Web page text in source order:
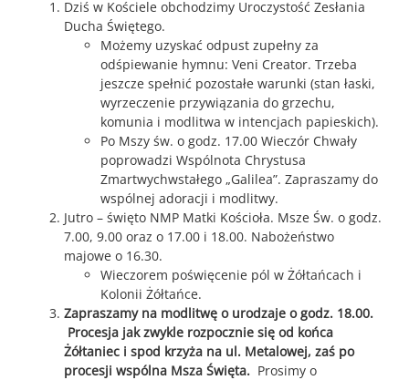
Dziś w Kościele obchodzimy Uroczystość Zesłania
Ducha Świętego.
Możemy uzyskać odpust zupełny za
odśpiewanie hymnu: Veni Creator. Trzeba
jeszcze spełnić pozostałe warunki (stan łaski,
wyrzeczenie przywiązania do grzechu,
komunia i modlitwa w intencjach papieskich).
Po Mszy św. o godz. 17.00 Wieczór Chwały
poprowadzi Wspólnota Chrystusa
Zmartwychwstałego „Galilea”. Zapraszamy do
wspólnej adoracji i modlitwy.
Jutro – święto NMP Matki Kościoła. Msze Św. o godz.
7.00, 9.00 oraz o 17.00 i 18.00. Nabożeństwo
majowe o 16.30.
Wieczorem poświęcenie pól w Żółtańcach i
Kolonii Żółtańce.
Zapraszamy na modlitwę o urodzaje o godz. 18.00.
Procesja jak zwykle rozpocznie się od końca
Żółtaniec i spod krzyża na ul. Metalowej, zaś po
procesji wspólna Msza Święta. Prosimy o